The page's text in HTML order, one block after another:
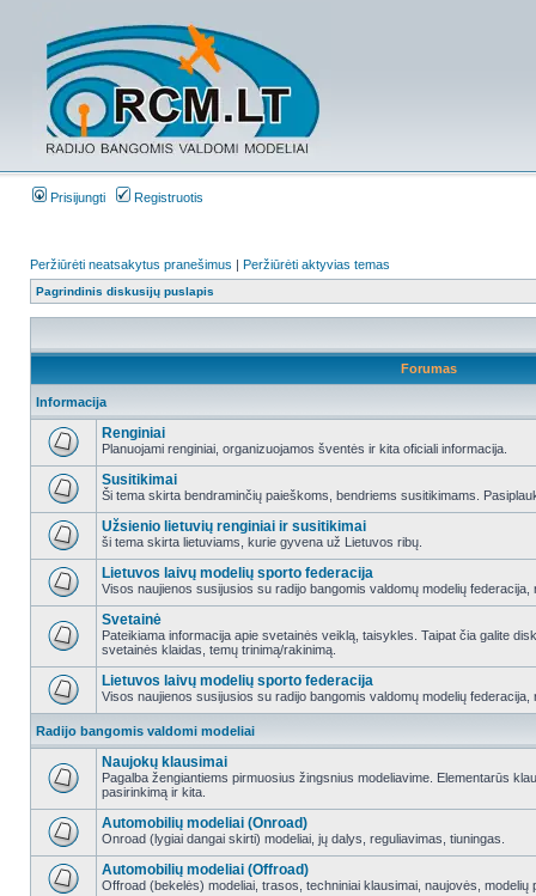
Prisijungti Registruotis
Peržiūrėti neatsakytus pranešimus | Peržiūrėti aktyvias temas
Pagrindinis diskusijų puslapis
Forumas
Informacija
Renginiai
Planuojami renginiai, organizuojamos šventės ir kita oficiali informacija.
Susitikimai
Ši tema skirta bendraminčių paieškoms, bendriems susitikimams.
Užsienio lietuvių renginiai ir susitikimai
ši tema skirta lietuviams, kurie gyvena už Lietuvos ribų.
Lietuvos laivų modelių sporto federacija
Visos naujienos susijusios su radijo bangomis valdomų modelių
Svetainė
Pateikiama informacija apie svetainės veiklą, taisykles. Taipat čia galite
svetainės klaidas, temų trinimą/rakinimą.
Lietuvos laivų modelių sporto federacija
Visos naujienos susijusios su radijo bangomis valdomų modelių
Radijo bangomis valdomi modeliai
Naujokų klausimai
Pagalba žengiantiems pirmuosius žingsnius modeliavime. Elementarūs
pasirinkimą ir kita.
Automobilių modeliai (Onroad)
Onroad (lygiai dangai skirti) modeliai, jų dalys, reguliavimas, tiuningas.
Automobilių modeliai (Offroad)
Offroad (bekelės) modeliai, trasos, techniniai klausimai, naujovės, modelių